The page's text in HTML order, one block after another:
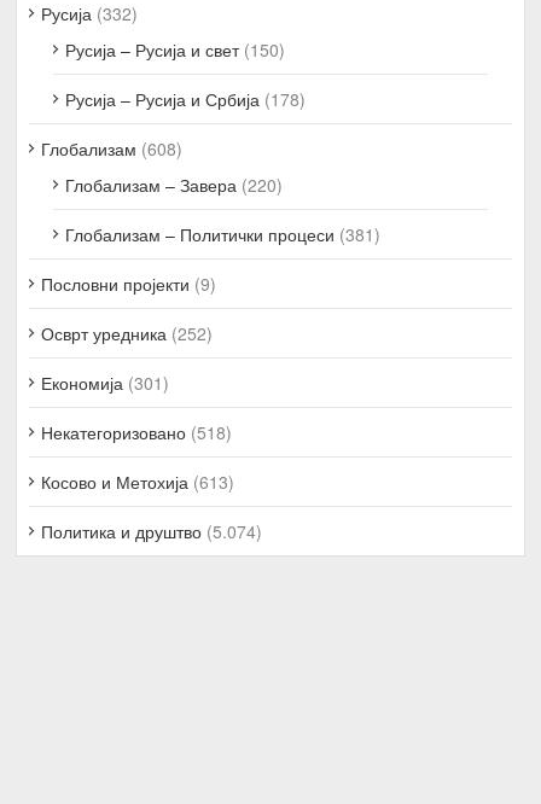
Русија (332)
Русија – Русија и свет(150)
Русија – Русија и Србија (178)
Глобализам (608)
Глобализам – Завера (220)
Глобализам – Политички процеси (381)
Пословни пројекти (9)
Осврт уредника (252)
Економија (301)
Некатегоризовано (518)
Косово и Метохија (613)
Политика и друштво (5.074)